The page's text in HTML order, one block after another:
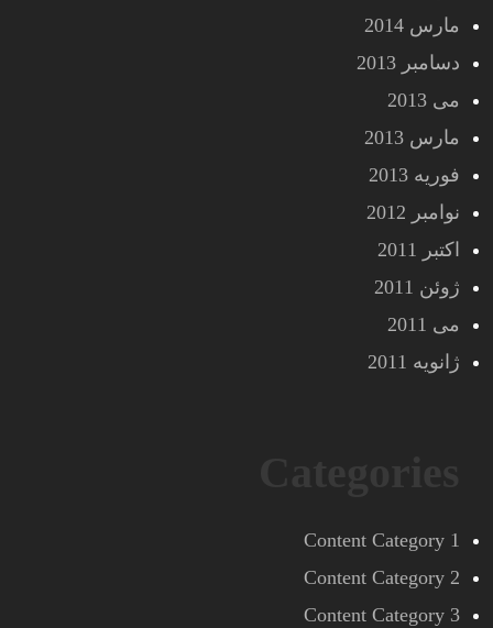
مارس 2014
دسامبر 2013
می 2013
مارس 2013
فوریه 2013
نوامبر 2012
اکتبر 2011
ژوئن 2011
می 2011
ژانویه 2011
Content Category 1
Content Category 2
Content Category 3